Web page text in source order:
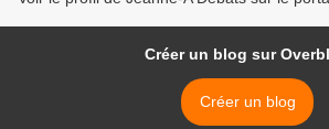
Créer un blog sur
Créer un blog